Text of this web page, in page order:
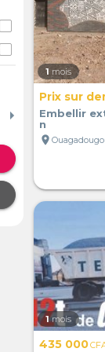
1 mois
Prix sur
Embellir
n
location_on
1 mois
435 000